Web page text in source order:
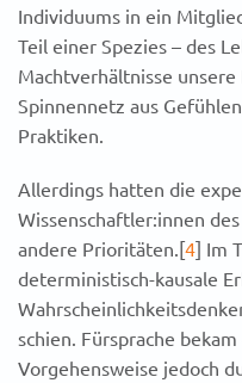
Individuums in ein
Teil einer Spezies – des
Machtverhältnisse
Spinnennetz aus
Praktiken.
Allerdings hatten die
Wissenschaftler:innen
andere Prioritäten.[4] Im
deterministisch-kausale
schien. Fürsprache
Vorgehensweise jedoch